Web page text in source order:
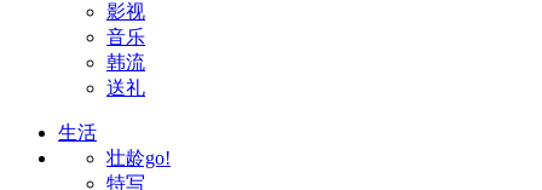
影视
音乐
韩流
送礼
生活
壮龄go!
特写